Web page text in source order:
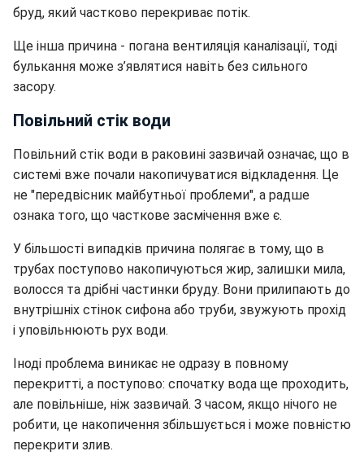
бруд, який частково перекриває потік.
Ще інша причина - погана вентиляція каналізації, тоді
булькання може з’являтися навіть без сильного
засору.
Повільний стік води
Повільний стік води в раковині зазвичай означає, що в
системі вже почали накопичуватися відкладення. Це
не "передвісник майбутньої проблеми", а радше
ознака того, що часткове засмічення вже є.
У більшості випадків причина полягає в тому, що в
трубах поступово накопичуються жир, залишки мила,
волосся та дрібні частинки бруду. Вони прилипають до
внутрішніх стінок сифона або труби, звужують прохід
і уповільнюють рух води.
Іноді проблема виникає не одразу в повному
перекритті, а поступово: спочатку вода ще проходить,
але повільніше, ніж зазвичай. З часом, якщо нічого не
робити, це накопичення збільшується і може повністю
перекрити злив.